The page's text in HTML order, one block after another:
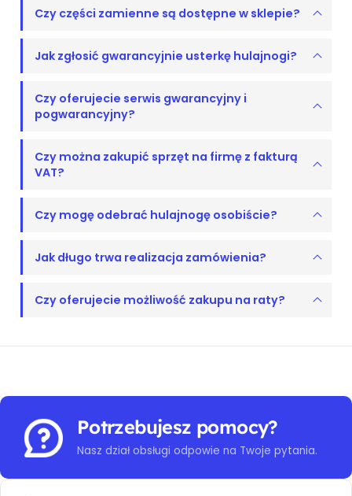
Czy części zamienne są dostępne w sklepie?
Jak zgłosić gwarancyjnie usterkę hulajnogi?
Czy oferujecie serwis gwarancyjny i
pogwarancyjny?
Czy można zakupić sprzęt na firmę z fakturą
VAT?
Czy mogę odebrać hulajnogę osobiście?
Jak długo trwa realizacja zamówienia?
Czy oferujecie możliwość zakupu na raty?
Potrzebujesz pomocy?
Nasz dział obsługi odpowie na Twoje pytania.